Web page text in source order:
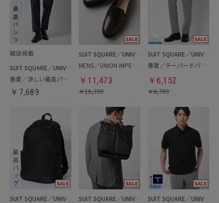
SUIT SQUARE／UNIVERSAL LANGUAGE
春夏／涼しい最高パンツ
￥ 7,689
SUIT SQUARE／UNIVERSAL LANGUAGE
MENS／UNION IMPERIAL監修／コインローファー
￥ 11,473
￥16,390
SUIT SQUARE／UNIVERSAL LANGUAGE
春夏／テーパードパンツ
￥ 6,152
￥8,789
SUIT SQUARE／UNIVERSAL LANGUAGE
SUIT SQUARE／UNIVERSAL LANGUAGE
SUIT SQUARE／UNIVERSAL LANGUAGE